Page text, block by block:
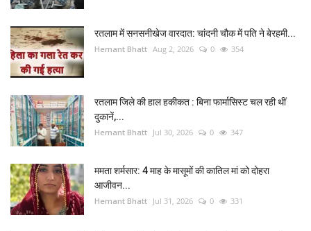
मनोरंजन
धर्म-संस्कृति
विचार सरोकार
खेल सरोकार
यात्री सरोकार
कर्मचारी सरोकार
रतलाम में सनसनीखेज वारदात: चांदनी चौक में पति ने बेरहमी...
Hemant Bhatt Aug 2, 2026 0 354
रतलाम जिले की हाल हकीकत : बिना फार्मासिस्ट चल रही थीं
दुकानें,...
Hemant Bhatt Jul 30, 2026 0 347
ममता शर्मसार: 4 माह के मासूमों की कातिल मां को दोहरा
आजीवन...
Hemant Bhatt Jul 31, 2026 0 331